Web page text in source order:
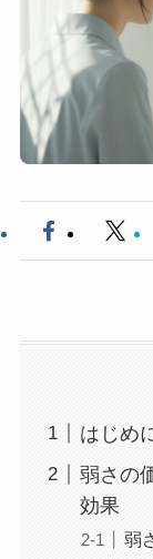
はじめ
弱さの
効果
弱